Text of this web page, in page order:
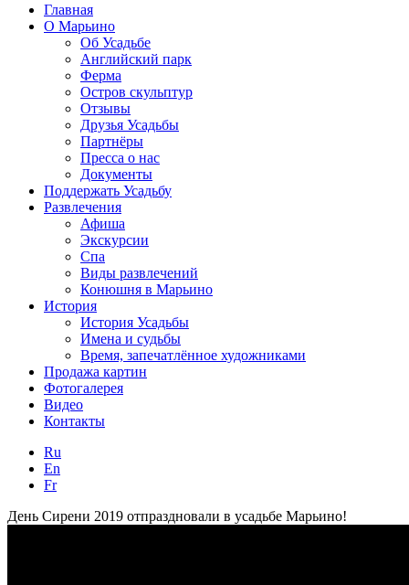
Главная
О Марьино
Об Усадьбе
Английский парк
Ферма
Остров скульптур
Отзывы
Друзья Усадьбы
Партнёры
Пресса о нас
Документы
Поддержать Усадьбу
Развлечения
Афиша
Экскурсии
Спа
Виды развлечений
Конюшня в Марьино
История
История Усадьбы
Имена и судьбы
Время, запечатлённое художниками
Продажа картин
Фотогалерея
Видео
Контакты
Ru
En
Fr
День Сирени 2019 отпраздновали в усадьбе Марьино!